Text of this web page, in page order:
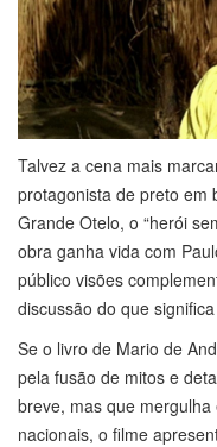
Talvez a cena mais
protagonista de preto em
Grande Otelo, o “herói
obra ganha vida com
público visões
discussão do que
Se o livro de Mario de
pela fusão de mitos e
breve, mas que
nacionais, o filme